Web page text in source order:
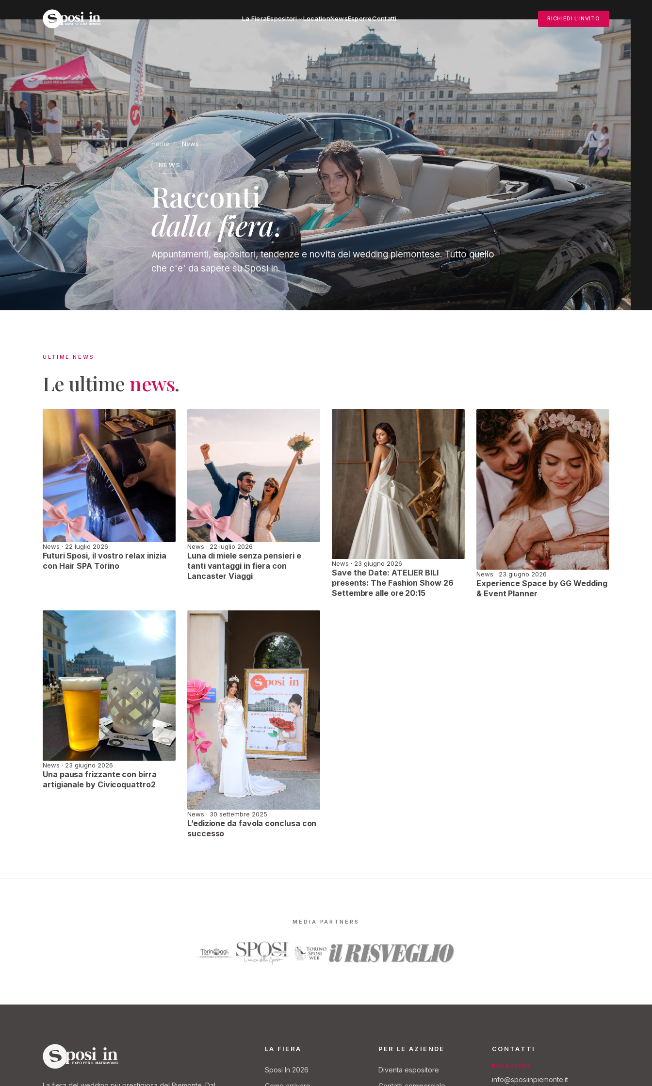
La FieraEspositori LocationNewsEsporreContatti RICHIEDI L'INVITO
Home / News
NEWS
Racconti
dalla fiera.
Appuntamenti, espositori, tendenze e novita del wedding piemontese. Tutto quello
che c'e' da sapere su Sposi In.
ULTIME NEWS
Le ultime news.
News · 22 luglio 2026
Futuri Sposi, il vostro relax inizia
con Hair SPA Torino
News · 22 luglio 2026
Luna di miele senza pensieri e
tanti vantaggi in fiera con
Lancaster Viaggi
News · 23 giugno 2026
Save the Date: ATELIER BILI
presents: The Fashion Show 26
Settembre alle ore 20:15
News · 23 giugno 2026
Experience Space by GG Wedding
& Event Planner
News · 23 giugno 2026
Una pausa frizzante con birra
artigianale by Civicoquattro2
News · 30 settembre 2025
L’edizione da favola conclusa con
successo
MEDIA PARTNERS
LA FIERA
Sposi In 2026
PER LE AZIENDE
Diventa espositore
CONTATTI
REDAZIONE
info@sposiinpiemonte.it